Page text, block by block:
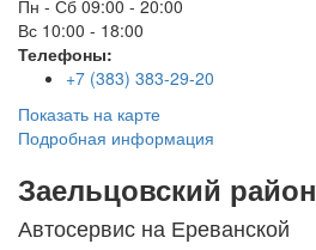
Пн - Сб 09:00 - 20:00
Вс 10:00 - 18:00
Телефоны:
+7 (383) 383-29-20
Показать на карте
Подробная информация
Заельцовский район
Автосервис на Ереванской